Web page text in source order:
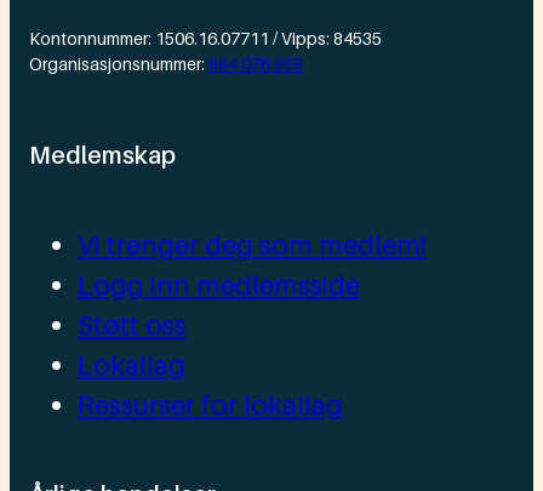
Kontonnummer: 1506.16.07711 / Vipps: 84535
Organisasjonsnummer: 984 076 959
Medlemskap
Vi trenger deg som medlem!
Logg inn medlemsside
Støtt oss
Lokallag
Ressurser for lokallag